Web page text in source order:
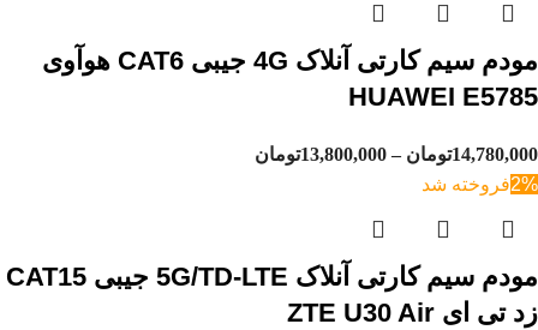
مودم سیم کارتی آنلاک 4G جیبی CAT6 هوآوی
HUAWEI E5785
14,780,000تومان –
13,800,000تومان
2%فروخته شد
مودم سیم کارتی آنلاک 5G/TD-LTE جیبی CAT15
زد تی ای ZTE U30 Air